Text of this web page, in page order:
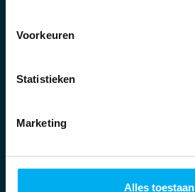
Voorkeuren
Statistieken
Marketing
Alles toestaan
Partners